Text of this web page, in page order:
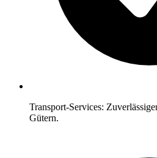
Transport-Services:
Gütern.